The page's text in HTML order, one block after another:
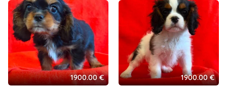
1900.00 € 1900.00 €